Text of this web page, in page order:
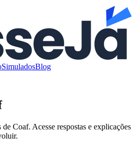
SimuladosBlog
de Coaf. Acesse respostas e explicações